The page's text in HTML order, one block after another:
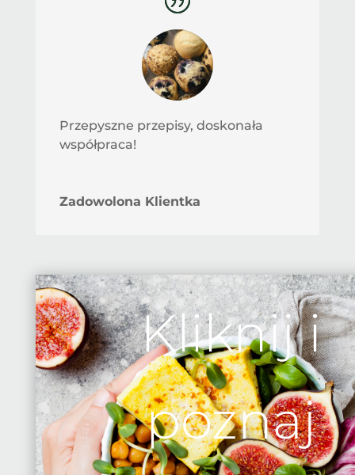
Przepyszne przepisy, doskonała
współpraca!
Zadowolona Klientka
Kliknij i
poznaj